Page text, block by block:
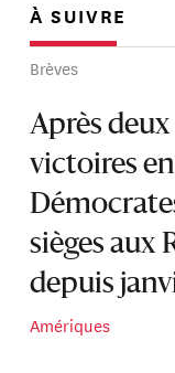
À SUIVRE
Brèves
Après
victoires
sièges aux
depuis
Amériques